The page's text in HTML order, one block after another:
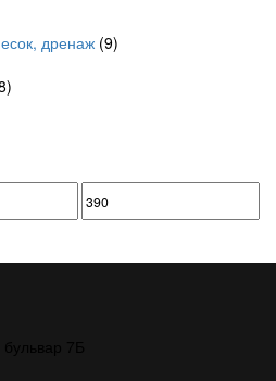
дренаж (9)
Максимальная